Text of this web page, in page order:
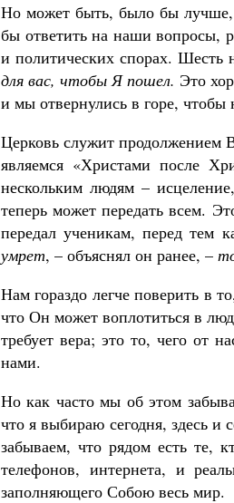
Но может быть, было бы лучше,
бы ответить на наши вопросы,
и политических спорах. Шесть
для вас, чтобы Я пошел. Это
и мы отвернулись в горе, чтобы
Церковь служит продолжением
являемся «Христами после
нескольким людям –
теперь может передать всем.
передал ученикам, перед тем
умрет, – объяснял он ранее, –
Нам гораздо легче поверить в
что Он может воплотиться в
требует вера; это то, чего от
нами.
Но как часто мы об этом
что я выбираю сегодня, здесь и
забываем, что рядом есть
телефонов, интернета, и
заполняющего Собою весь мир.